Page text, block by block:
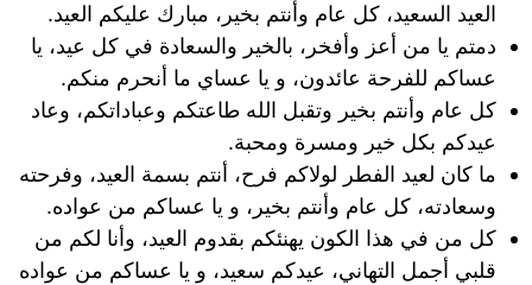
العيد السعيد، كل عام وأنتم بخير، مبارك عليكم العيد.
دمتم يا من أعز وأفخر، بالخير والسعادة في كل عيد، يا
عساكم للفرحة عائدون، و يا عساي ما أنحرم منكم.
كل عام وأنتم بخير وتقبل الله طاعتكم وعباداتكم، وعاد
عيدكم بكل خير ومسرة ومحبة.
ما كان لعيد الفطر لولاكم فرح، أنتم بسمة العيد، وفرحته
وسعادته، كل عام وأنتم بخير، و يا عساكم من عواده.
كل من في هذا الكون يهنئكم بقدوم العيد، وأنا لكم من
قلبي أجمل التهاني، عيدكم سعيد، و يا عساكم من عواده